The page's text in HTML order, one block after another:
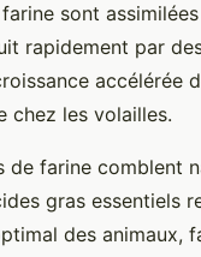
sont
rapidement par
accélérée
chez les volailles.
de farine comblent
gras essentiels
des animaux,